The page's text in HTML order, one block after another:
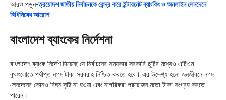
আরও পড়ুন-ত্রয়োদশ জাতীয় নির্বাচনকে কেন্দ্র করে ইন্টারনেট ব্যাংকিং ও অনলাইন লেনদেনে
বিধিনিষেধ আরোপ
বাংলাদেশ ব্যাংকের নির্দেশনা
বাংলাদেশ ব্যাংক নির্দেশ দিয়েছে যে নির্বাচনের সময়কার সরকারি ছুটির মধ্যেও এটিএম
বুথগুলোতে পর্যাপ্ত নগদ টাকা সরবরাহ নিশ্চিত করতে হবে। এর উদ্দেশ্য হলো জনজীবনে নগদ
লেনদেনের কোনও বিঘ্ন সৃষ্টি না হওয়া এবং নাগরিকরা প্রয়োজন মতো টাকা সংগ্রহ করতে
পারেন।